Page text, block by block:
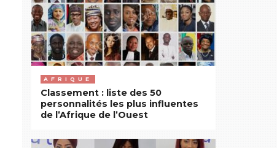
AFRIQUE
Classement : liste des 50
personnalités les plus influentes
de l’Afrique de l’Ouest